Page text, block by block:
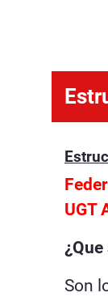
UGT
Son